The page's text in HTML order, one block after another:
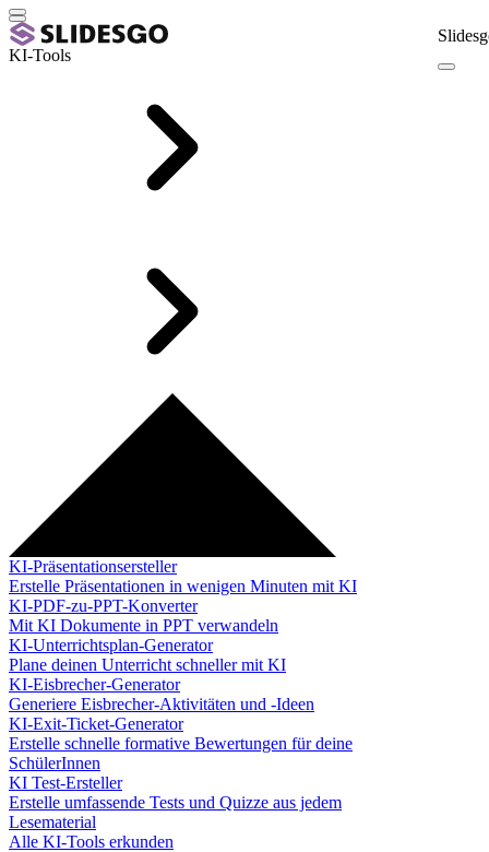
KI-Tools
KI-Präsentationsersteller
Erstelle Präsentationen in wenigen Minuten mit KI
KI-PDF-zu-PPT-Konverter
Mit KI Dokumente in PPT verwandeln
KI-Unterrichtsplan-Generator
Plane deinen Unterricht schneller mit KI
KI-Eisbrecher-Generator
Generiere Eisbrecher-Aktivitäten und -Ideen
KI-Exit-Ticket-Generator
Erstelle schnelle formative Bewertungen für deine
SchülerInnen
KI Test-Ersteller
Erstelle umfassende Tests und Quizze aus jedem
Lesematerial
Alle KI-Tools erkunden